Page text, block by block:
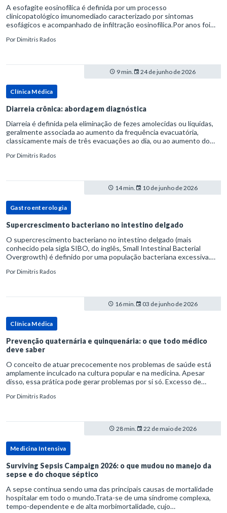
A esofagite eosinofílica é definida por um processo
clinicopatológico imunomediado caracterizado por sintomas
esofágicos e acompanhado de infiltração eosinofílica.Por anos foi
refluxo gastr
PorDimitris Rados
9 min. 24 de junho de 2026
Clínica Médica
Diarreia crônica: abordagem diagnóstica
Diarreia é definida pela eliminação de fezes amolecidas ou líquidas,
geralmente associada ao aumento da frequência evacuatória,
classicamente mais de três evacuações ao dia, ou ao aumento do
PorDimitris Rados
14 min. 10 de junho de 2026
Gastroenterologia
Supercrescimento bacteriano no intestino delgado
O supercrescimento bacteriano no intestino delgado (mais
conhecido pela sigla SIBO, do inglês, Small Intestinal Bacterial
Overgrowth) é definido por uma população bacteriana excessiva.
PorDimitris Rados
16 min. 03 de junho de 2026
Clínica Médica
Prevenção quaternária e quinquenária: o que todo médico
deve saber
O conceito de atuar precocemente nos problemas de saúde está
amplamente inculcado na cultura popular e na medicina. Apesar
disso, essa prática pode gerar problemas por si só. Excesso de
PorDimitris Rados
28 min. 22 de maio de 2026
Medicina Intensiva
Surviving Sepsis Campaign 2026: o que mudou no manejo da
sepse e do choque séptico
A sepse continua sendo uma das principais causas de mortalidade
hospitalar em todo o mundo.Trata-se de uma síndrome complexa,
tempo-dependente e de alta morbimortalidade, cujo